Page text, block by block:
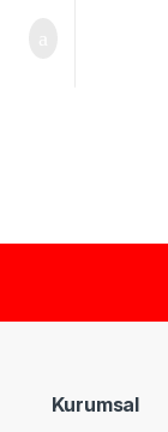
Kurumsal